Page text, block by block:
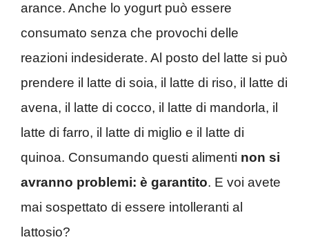
arance. Anche lo yogurt può essere
consumato senza che provochi delle
reazioni indesiderate. Al posto del latte si può
prendere il latte di soia, il latte di riso, il latte di
avena, il latte di cocco, il latte di mandorla, il
latte di farro, il latte di miglio e il latte di
quinoa. Consumando questi alimenti non si
avranno problemi: è garantito. E voi avete
mai sospettato di essere intolleranti al
lattosio?